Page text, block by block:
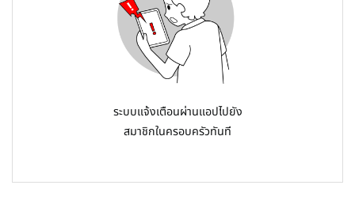
ระบบแจ้งเตือนผ่านแอปไปยัง
สมาชิกในครอบครัวทันที